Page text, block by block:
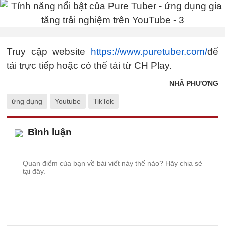
Truy cập website https://www.puretuber.com/để
tải trực tiếp hoặc có thể tải từ CH Play.
NHÃ PHƯƠNG
ứng dụng Youtube TikTok
Bình luận